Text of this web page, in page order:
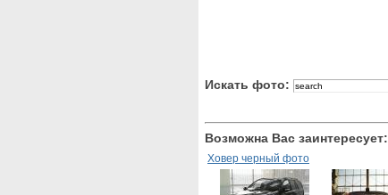
Искать фото:
Возможна Вас заинтересует:
Ховер черный фото